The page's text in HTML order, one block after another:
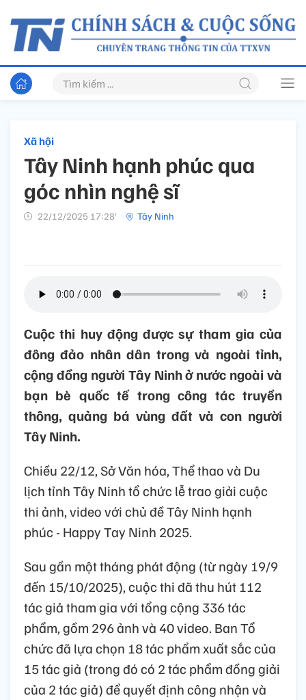
Xã hội
Tây Ninh hạnh phúc qua
góc nhìn nghệ sĩ
22/12/2025 17:28’ Tây Ninh
Cuộc thi huy động được sự tham gia của
đông đảo nhân dân trong và ngoài tỉnh,
cộng đồng người Tây Ninh ở nước ngoài và
bạn bè quốc tế trong công tác truyền
thông, quảng bá vùng đất và con người
Tây Ninh.
Chiều 22/12, Sở Văn hóa, Thể thao và Du
lịch tỉnh Tây Ninh tổ chức lễ trao giải cuộc
thi ảnh, video với chủ đề Tây Ninh hạnh
phúc - Happy Tay Ninh 2025.
Sau gần một tháng phát động (từ ngày 19/9
đến 15/10/2025), cuộc thi đã thu hút 112
tác giả tham gia với tổng cộng 336 tác
phẩm, gồm 296 ảnh và 40 video. Ban Tổ
chức đã lựa chọn 18 tác phẩm xuất sắc của
15 tác giả (trong đó có 2 tác phẩm đồng giải
của 2 tác giả) để quyết định công nhận và